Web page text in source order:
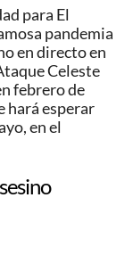
para El
pandemia
en directo en
Celeste
febrero de
hará esperar
en el